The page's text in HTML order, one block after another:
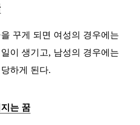
꾸게 되면 여성의 경우에는
이 생기고, 남성의 경우에는
하게 된다.
는 꿈